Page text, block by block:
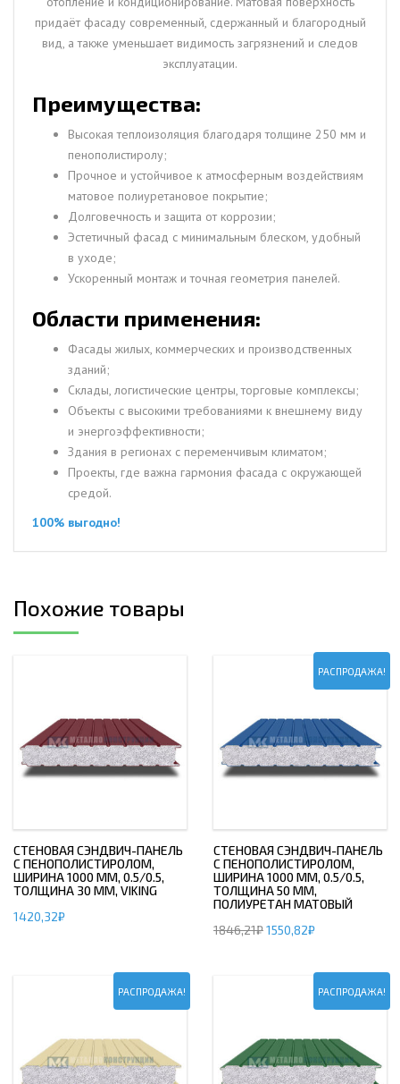
придаёт фасаду современный, сдержанный и благородный
вид, а также уменьшает видимость загрязнений и следов
эксплуатации.
Преимущества:
Высокая теплоизоляция благодаря толщине 250 мм и
пенополистиролу;
Прочное и устойчивое к атмосферным воздействиям
матовое полиуретановое покрытие;
Долговечность и защита от коррозии;
Эстетичный фасад с минимальным блеском, удобный
в уходе;
Ускоренный монтаж и точная геометрия панелей.
Области применения:
Фасады жилых, коммерческих и производственных
зданий;
Склады, логистические центры, торговые комплексы;
Объекты с высокими требованиями к внешнему виду
и энергоэффективности;
Здания в регионах с переменчивым климатом;
Проекты, где важна гармония фасада с окружающей
средой.
100% выгодно!
Похожие товары
СТЕНОВАЯ СЭНДВИЧ-ПАНЕЛЬ
С ПЕНОПОЛИСТИРОЛОМ,
ШИРИНА 1000 ММ, 0.5/0.5,
ТОЛЩИНА 30 ММ, VIKING
1420,32₽
РАСПРОДАЖА!
СТЕНОВАЯ СЭНДВИЧ-ПАНЕЛЬ
С ПЕНОПОЛИСТИРОЛОМ,
ШИРИНА 1000 ММ, 0.5/0.5,
ТОЛЩИНА 50 ММ,
ПОЛИУРЕТАН МАТОВЫЙ
1846,21₽1550,82₽
РАСПРОДАЖА! РАСПРОДАЖА!